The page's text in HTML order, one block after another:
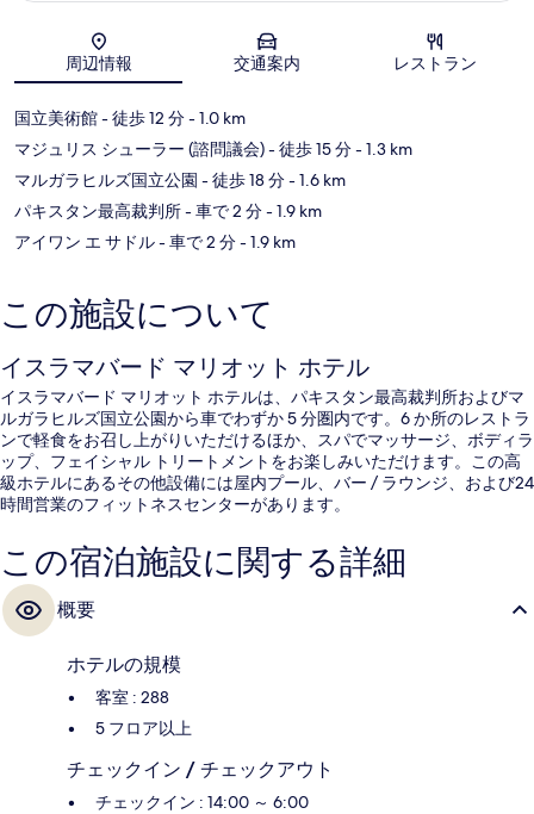
地図
周辺情報 交通案内 レストラン
国立美術館- 徒歩 12 分- 1.0 km
マジュリス シューラー (諮問議会)- 徒歩 15 分- 1.3 km
マルガラヒルズ国立公園 - 徒歩 18 分- 1.6 km
パキスタン最高裁判所- 車で 2 分- 1.9 km
アイワン エ サドル- 車で 2 分- 1.9 km
この施設について
イスラマバード マリオット ホテル
イスラマバード マリオット ホテルは、パキスタン最高裁判所およびマ
ルガラヒルズ国立公園から車でわずか 5 分圏内です。6 か所のレストラ
ンで軽食をお召し上がりいただけるほか、スパでマッサージ、ボディラ
ップ、フェイシャル トリートメントをお楽しみいただけます。この高
級ホテルにあるその他設備には屋内プール、バー / ラウンジ、および24
時間営業のフィットネスセンターがあります。
この宿泊施設に関する詳細
概要
ホテルの規模
客室 : 288
5 フロア以上
チェックイン / チェックアウト
チェックイン : 14:00 ～ 6:00